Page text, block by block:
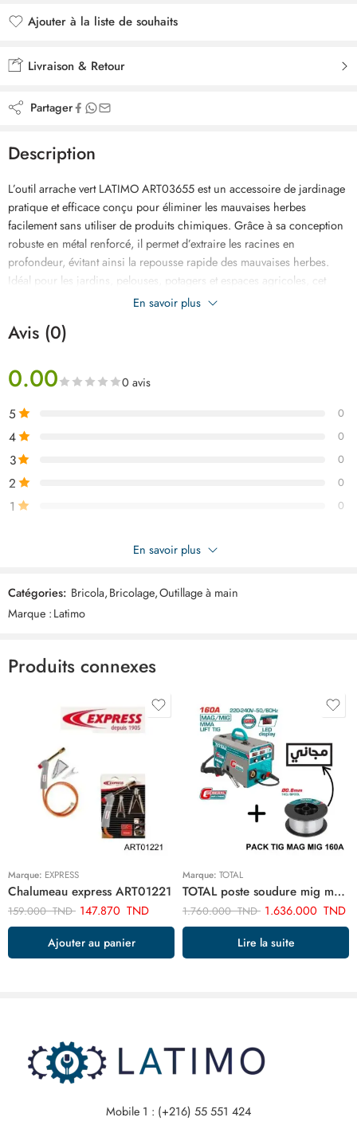
Ajouter à la liste de souhaits
Livraison & Retour
Partager
Description
L’outil arrache vert LATIMO ART03655 est un accessoire de jardinage
pratique et efficace conçu pour éliminer les mauvaises herbes
facilement sans utiliser de produits chimiques. Grâce à sa conception
robuste en métal renforcé, il permet d’extraire les racines en
profondeur, évitant ainsi la repousse rapide des mauvaises herbes.
Idéal pour les jardins, pelouses, potagers et espaces agricoles, cet
outil manuel offre un travail rapide, propre et écologique. Léger et
résultat professionnel. C’est l’outil indispensable pour entretenir vos
En savoir plus
Avis (0)
0.00 0 avis
5 0
4 0
3 0
2 0
1 0
Soyez le premier à donner votre avis sur “LATIMO outil arrache
vert ART03655”
Commentaires
Il n'y a pas encore de critiques.
En savoir plus
Catégories: Bricola,Bricolage,Outillage à main
Marque :Latimo
Produits connexes
Marque: EXPRESS
Chalumeau express ART01221
159.000TND 147.870 TND
Ajouter au panier
Marque: TOTAL
TOTAL poste soudure mig mag 160a 220/240 inverter + Cadeaux Bobine fil TMGT1601
1.760.000TND 1.636.000 TND
Lire la suite
Mobile 1 : (+216) 55 551 424